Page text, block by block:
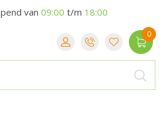
van 09:00 t/m 18:00